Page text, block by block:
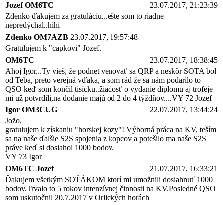
Jozef OM6TC
23.07.2017, 21:23:39
Zdenko ďakujem za gratuláciu...ešte som to riadne
nepredýchal..hihi
Zdenko OM7AZB 23.07.2017, 19:57:48
Gratulujem k "capkovi" Jozef.
OM6TC
23.07.2017, 18:38:45
Ahoj Igor...Ty vieš, že podnet venovať sa QRP a neskôr SOTA bol
od Teba, preto verejná vďaka, a som rád že sa nám podarilo to
QSO keď som končil tisícku..žiadosť o vydanie diplomu aj trofeje
mi už potvrdili,na dodanie majú od 2 do 4 týždňov....VY 72 Jozef
Igor OM3CUG
22.07.2017, 13:44:24
Jožo,
gratulujem k získaniu "horskej kozy"! Výborná práca na KV, teším
sa na naše ďalšie S2S spojenia z kopcov a potešilo ma naše S2S
práve keď si dosiahol 1000 bodov.
VY 73 Igor
OM6TC Jozef
21.07.2017, 16:33:21
Ďakujem všetkým SOŤÁKOM ktorí mi umožnili dosiahnuť 1000
bodov.Trvalo to 5 rokov intenzívnej činnosti na KV.Posledné QSO
som uskutočnil 20.7.2017 v Orlických horách